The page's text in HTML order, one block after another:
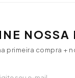
NOSSA
primeira compra +